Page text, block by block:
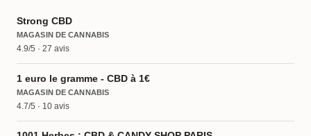
Strong CBD
MAGASIN DE CANNABIS
4.9/5 · 27 avis
1 euro le gramme - CBD à 1€
MAGASIN DE CANNABIS
4.7/5 · 10 avis